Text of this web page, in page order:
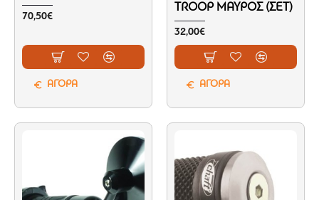
70,50€
ΑΓΟΡΑ
TROOP ΜΑΎΡΟΣ (ΣΕΤ)
32,00€
ΑΓΟΡΑ